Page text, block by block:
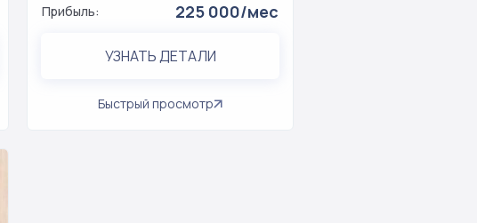
Прибыль: 225 000/мес
УЗНАТЬ ДЕТАЛИ
Быстрый просмотр